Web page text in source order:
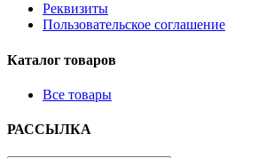
Реквизиты
Пользовательское соглашение
Каталог товаров
Все товары
РАССЫЛКА